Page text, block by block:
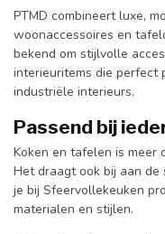
PTMD combineert luxe,
woonaccessoires en
bekend om stijlvolle
interieuritems die perfect
industriële interieurs.
Passend bij
Koken en tafelen is meer
Het draagt ook bij aan de
je bij Sfeervollekeuken
materialen en stijlen.